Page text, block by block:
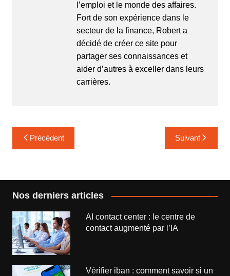
l’emploi et le monde des affaires.
Fort de son expérience dans le
secteur de la finance, Robert a
décidé de créer ce site pour
partager ses connaissances et
aider d’autres à exceller dans leurs
carrières.
Navigation
de
Précédent Suivant
Nos derniers articles
AI contact center : le centre de
contact augmenté par l’IA
Vérifier iban : comment savoir si un